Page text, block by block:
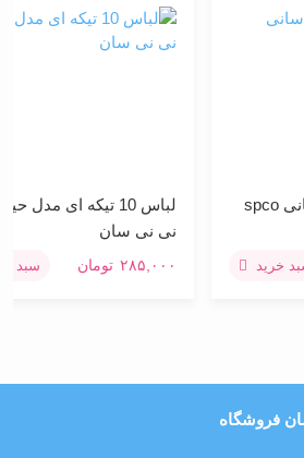
خرید
لباس 10 تیکه ای مدل
نی نی سان
۲۸۵,۰۰۰ تومان سبد
فروشگاه